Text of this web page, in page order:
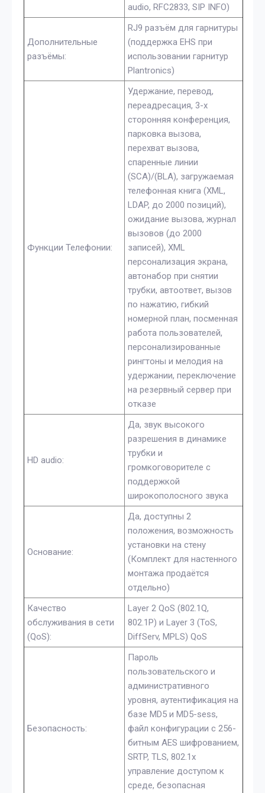
audio, RFC2833, SIP INFO)
Дополнительные
разъёмы:
RJ9 разъём для гарнитуры
(поддержка EHS при
использовании гарнитур
Plantronics)
Функции Телефонии:
Удержание, перевод,
переадресация, 3-х
сторонняя конференция,
парковка вызова,
перехват вызова,
спаренные линии
(SCA)/(BLA), загружаемая
телефонная книга (XML,
LDAP, до 2000 позиций),
ожидание вызова, журнал
вызовов (до 2000
записей), XML
персонализация экрана,
автонабор при снятии
трубки, автоответ, вызов
по нажатию, гибкий
номерной план, посменная
работа пользователей,
персонализированные
рингтоны и мелодия на
удержании, переключение
на резервный сервер при
отказе
HD audio:
Да, звук высокого
разрешения в динамике
трубки и
громкоговорителе с
поддержкой
широкополосного звука
Основание:
Да, доступны 2
положения, возможность
установки на стену
(Комплект для настенного
монтажа продаётся
отдельно)
Качество
обслуживания в сети
(QoS):
Layer 2 QoS (802.1Q,
802.1P) и Layer 3 (ToS,
DiffServ, MPLS) QoS
Безопасность:
Пароль
пользовательского и
административного
уровня, аутентификация на
базе MD5 и MD5-sess,
файл конфигурации с 256-
битным AES шифрованием,
SRTP, TLS, 802.1x
управление доступом к
среде, безопасная